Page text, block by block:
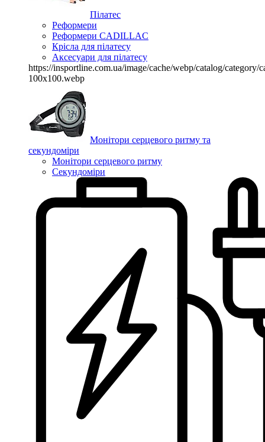
Пілатес
Реформери
Реформери CADILLAC
Крісла для пілатесу
Аксесуари для пілатесу
https://insportline.com.ua/image/cache/webp/catalog/category/
100x100.webp
Монітори серцевого ритму та
секундоміри
Монітори серцевого ритму
Секундоміри